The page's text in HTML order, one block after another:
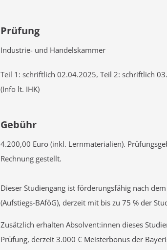
Prüfung
Industrie- und Handelskammer
Teil 1: schriftlich 02.04.2025, Teil 2: schriftlich
(Info lt. IHK)
Gebühr
4.200,00 Euro (inkl. Lernmaterialien).
Rechnung gestellt.
Dieser Studiengang ist förderungsfähig nach
(Aufstiegs-BAföG), derzeit mit bis zu 75 % der
Zusätzlich erhalten Absolvent:innen dieses
Prüfung, derzeit 3.000 € Meisterbonus der